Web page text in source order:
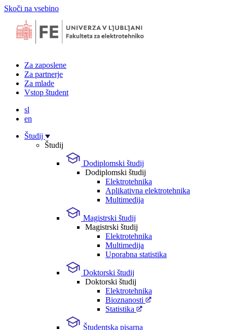
Skoči na vsebino
Za zaposlene
Za partnerje
Za mlade
Vstop študent
sl
en
Študij
Študij
Dodiplomski študij
Dodiplomski študij
Elektrotehnika
Aplikativna elektrotehnika
Multimedija
Magistrski študij
Magistrski študij
Elektrotehnika
Multimedija
Uporabna statistika
Doktorski študij
Doktorski študij
Elektrotehnika
Bioznanosti
Statistika
Študentska pisarna